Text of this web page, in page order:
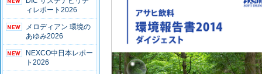
ィレポート2026
メロディアン 環境の
あゆみ2026
NEXCO中日本レポー
ト2026